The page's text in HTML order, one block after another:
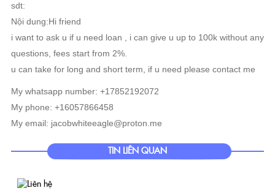
sdt:
Nội dung:Hi friend
i want to ask u if u need loan , i can give u up to 100k without any
questions, fees start from 2%.
u can take for long and short term, if u need please contact me
My whatsapp number: +17852192072
My phone: +16057866458
My email: jacobwhiteeagle@proton.me
TIN LIÊN QUAN